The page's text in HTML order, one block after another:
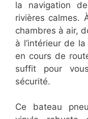
la navigation
rivières calmes.
chambres à air,
à l’intérieur de
en cours de
suffit pour
sécurité.
Ce bateau